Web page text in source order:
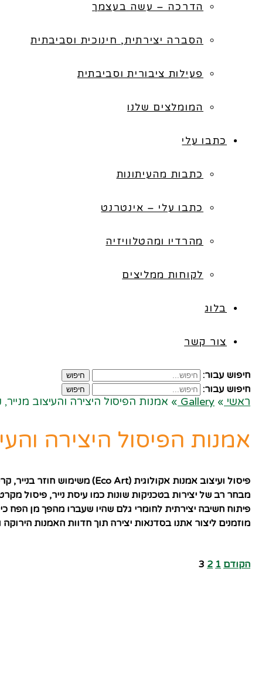
הדרכה – עשה בעצמך
הסברה יצירתית, חינוכית וסביבתית
פעילות ציבורית וסביבתית
המומלצים שלנו
כתבו עלי
כתבות מהעיתונות
כתבו עלי – אינטרנט
מהרדיו ומהטלוויזיה
לקוחות ממליצים
בלוג
צור קשר
חיפוש עבור: חיפוש
חיפוש עבור: חיפוש
ראשי »
Gallery
» אמנות הפיסול היצירה והעיצוב מנייר,
אמנות הפיסול היצירה
פיסול ועיצוב אמנות אקולוגית (Eco Art) משימוש חוזר בנייר, קרטון לסוגיו הרבים.
מבחר רב של יצירות בטכניקות שונות כמו עיסת נייר, פיסול
פיתוח חשיבה יצירתית לחומרי גלם שהיו שעברו מהפך מן הפח
מוזמנים ליצור אתנו בסדנאות יצירה תוך חדוות האמנות
הקודם 1
2
3